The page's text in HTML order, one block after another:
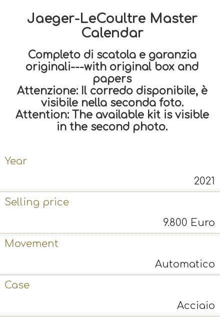
Jaeger-LeCoultre Master
Calendar
Completo di scatola e garanzia
originali---with original box and
papers
Attenzione: Il corredo disponibile, è
visibile nella seconda foto.
Attention: The available kit is visible
in the second photo.
Year
2021
Selling price
9.800 Euro
Movement
Automatico
Case
Acciaio